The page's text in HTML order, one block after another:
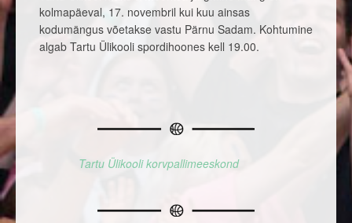
kolmapäeval, 17. novembril kui kuu ainsas
kodumängus võetakse vastu Pärnu Sadam. Kohtumine
algab Tartu Ülikooli spordihoones kell 19.00.
Tartu Ülikooli korvpallimeeskond